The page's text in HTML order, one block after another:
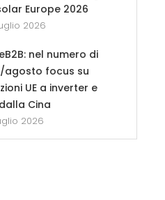
Europe 2026
2026
nel numero di
agosto focus su
UE a inverter e
Cina
2026